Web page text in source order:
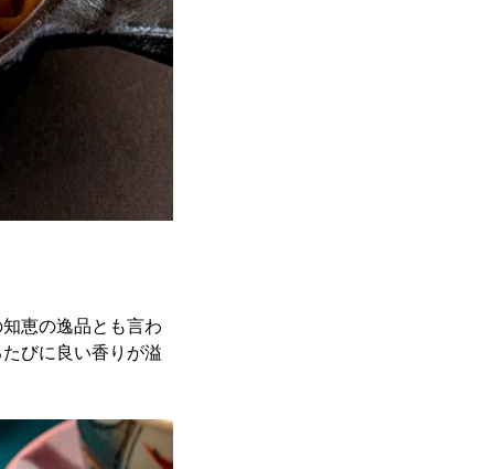
恵の逸品とも言わ
びに良い香りが溢